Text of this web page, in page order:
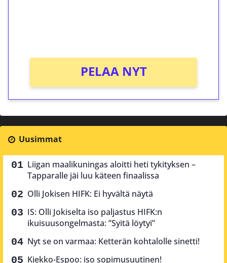
PELAA NYT
Uusimmat
Liigan maalikuningas aloitti heti tykityksen –
Tapparalle jäi luu käteen finaalissa
Olli Jokisen HIFK: Ei hyvältä näytä
IS: Olli Jokiselta iso paljastus HIFK:n
ikuisuusongelmasta: ”Syitä löytyi”
Nyt se on varmaa: Ketterän kohtalolle sinetti!
Kiekko-Espoo: iso sopimusuutinen!